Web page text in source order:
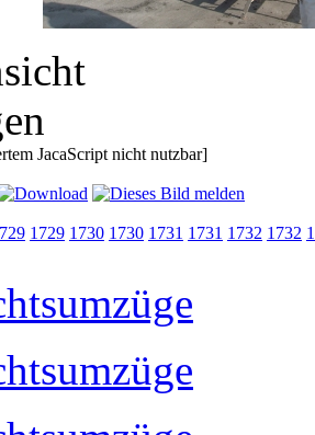
JacaScript nicht nutzbar]
1729 1730 1730 1731 1731 1732 1732